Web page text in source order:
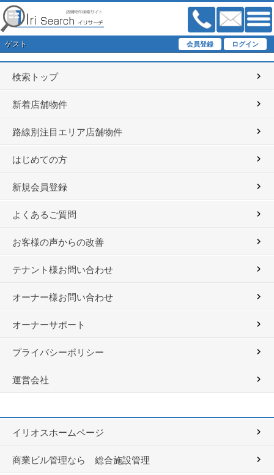
ゲスト
検索トップ
新着店舗物件
路線別注目エリア店舗物件
はじめての方
新規会員登録
よくあるご質問
お客様の声からの改善
テナント様お問い合わせ
オーナー様お問い合わせ
オーナーサポート
プライバシーポリシー
運営会社
イリオスホームページ
商業ビル管理なら 総合施設管理